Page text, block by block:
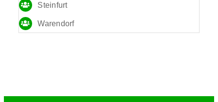
Steinfurt
Warendorf